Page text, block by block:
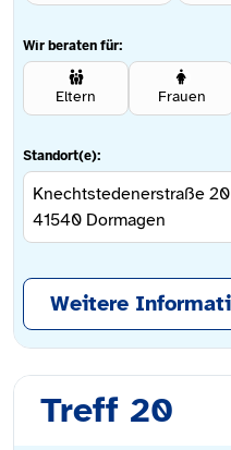
Wir beraten für:
Eltern Frauen
Standort(e):
Knechtstedenerstraße 20
41540 Dormagen
Weitere
Treff 20